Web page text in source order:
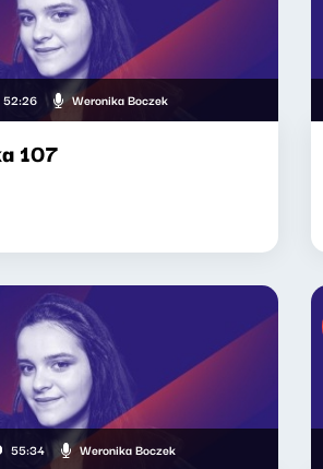
52:26 Weronika Boczek
107
55:34 Weronika Boczek